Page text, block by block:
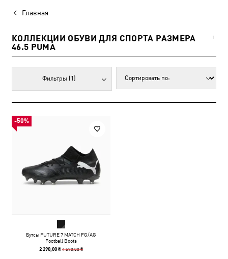
Главная
КОЛЛЕКЦИИ ОБУВИ ДЛЯ СПОРТА РАЗМЕРА
46.5 PUMA
1
Фильтры (1)
-50%
Бутсы FUTURE 7 MATCH FG/AG
Football Boots
2 290,00 ₴4 590,00 ₴